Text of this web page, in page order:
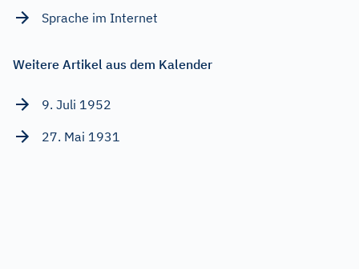
Sprache im Internet
Weitere Artikel aus dem Kalender
9. Juli 1952
27. Mai 1931